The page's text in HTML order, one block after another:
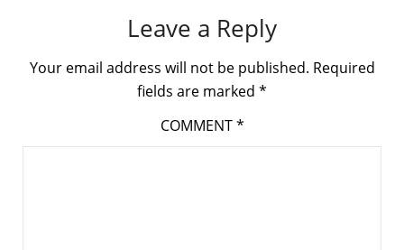
Leave a Reply
Your email address will not be published. Required
fields are marked *
COMMENT*